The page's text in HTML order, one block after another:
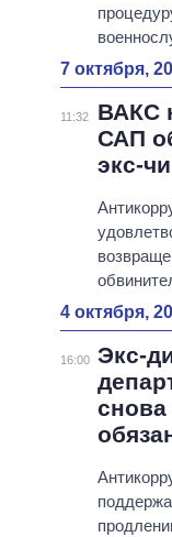
7 октября,
11:32
ВАКС
САП
экс-
4 октября,
16:00 Экс-